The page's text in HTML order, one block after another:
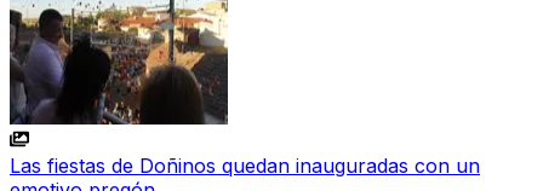
Las fiestas de Doñinos quedan inauguradas con un